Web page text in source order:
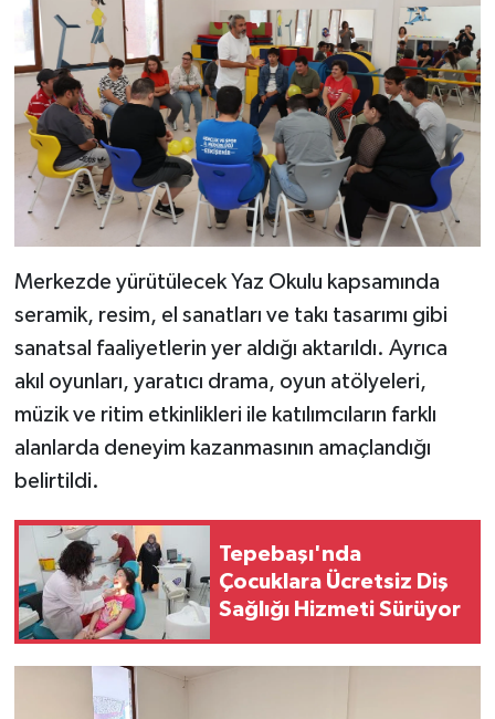
Merkezde yürütülecek Yaz Okulu kapsamında
seramik, resim, el sanatları ve takı tasarımı gibi
sanatsal faaliyetlerin yer aldığı aktarıldı. Ayrıca
akıl oyunları, yaratıcı drama, oyun atölyeleri,
müzik ve ritim etkinlikleri ile katılımcıların farklı
alanlarda deneyim kazanmasının amaçlandığı
belirtildi.
Tepebaşı'nda
Çocuklara Ücretsiz Diş
Sağlığı Hizmeti Sürüyor